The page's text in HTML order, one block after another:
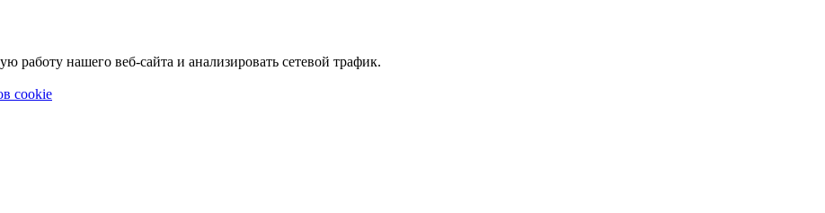
нашего веб-сайта и анализировать сетевой трафик.
cookie